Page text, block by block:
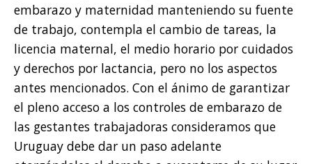
embarazo y maternidad manteniendo su fuente
de trabajo, contempla el cambio de tareas, la
licencia maternal, el medio horario por cuidados
y derechos por lactancia, pero no los aspectos
antes mencionados. Con el ánimo de garantizar
el pleno acceso a los controles de embarazo de
las gestantes trabajadoras consideramos que
Uruguay debe dar un paso adelante